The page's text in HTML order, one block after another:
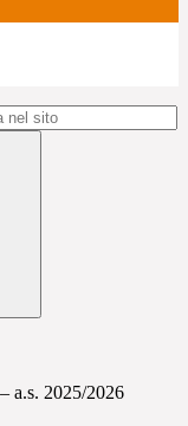
a.s. 2025/2026